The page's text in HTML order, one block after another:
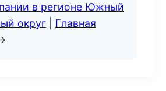
в регионе Южный
округ
Главная